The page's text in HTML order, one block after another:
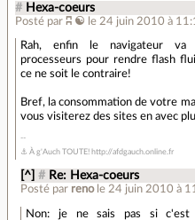
# Hexa-coeurs
Posté par ʭ ☯ le 24 juin 2010 à
Rah, enfin le navigateur va
processeurs pour rendre flash
ce ne soit le contraire!
Bref, la consommation de votre
vous visiterez des sites en avec
⚓ À g'Auch TOUTE! http://afdgauch.online.fr
[^] # Re: Hexa-coeurs
Posté par reno le 24 juin 2010 à
Non: je ne sais pas si